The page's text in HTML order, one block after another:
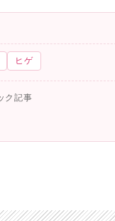
ヒゲ
ク記事